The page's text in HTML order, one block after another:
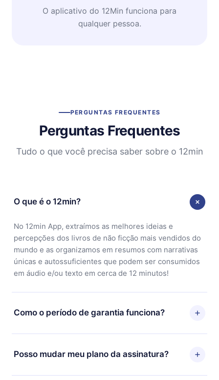
O aplicativo do 12Min funciona para
qualquer pessoa.
PERGUNTAS FREQUENTES
Perguntas Frequentes
Tudo o que você precisa saber sobre o 12min
O que é o 12min?
No 12min App, extraímos as melhores ideias e
percepções dos livros de não ficção mais vendidos do
mundo e as organizamos em resumos com narrativas
únicas e autossuficientes que podem ser consumidos
em áudio e/ou texto em cerca de 12 minutos!
Como o período de garantia funciona?
Você pode baixar nosso aplicativo e começar a
aproveitar nossa biblioteca. Se por algum motivo não
ficar satisfeito com nossa plataforma, basta entrar em
Posso mudar meu plano da assinatura?